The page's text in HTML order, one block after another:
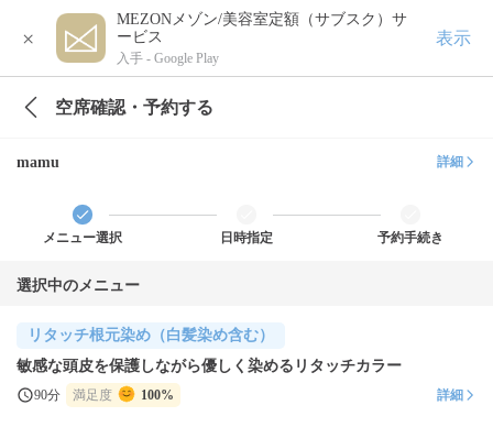
×
MEZONメゾン/美容室定額（サブスク）サ
ービス
入手 - Google Play
表示
空席確認・予約する
mamu 詳細
メニュー選択 日時指定 予約手続き
選択中のメニュー
リタッチ根元染め（白髪染め含む）
敏感な頭皮を保護しながら優しく染めるリタッチカラー
90分 満足度 100% 詳細